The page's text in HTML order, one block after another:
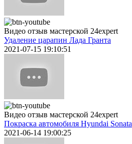
Видео отзыв мастерской 24expert
Удаление царапин Лада Гранта
2021-07-15 19:10:51
Видео отзыв мастерской 24expert
Покраска автомобиля Hyundai Sonata
2021-06-14 19:00:25